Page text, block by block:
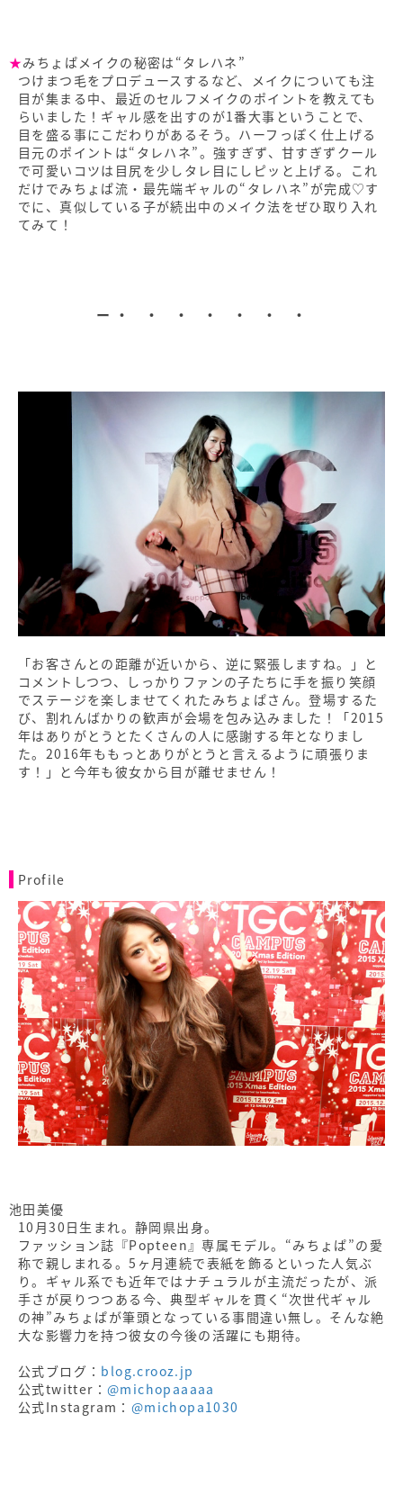
★みちょぱメイクの秘密は“タレハネ”
つけまつ毛をプロデュースするなど、メイクについても注
目が集まる中、最近のセルフメイクのポイントを教えても
らいました！ギャル感を出すのが1番大事ということで、
目を盛る事にこだわりがあるそう。ハーフっぽく仕上げる
目元のポイントは“タレハネ”。強すぎず、甘すぎずクール
で可愛いコツは目尻を少しタレ目にしピッと上げる。これ
だけでみちょぱ流・最先端ギャルの“タレハネ”が完成♡す
でに、真似している子が続出中のメイク法をぜひ取り入れ
てみて！
・ ・ ・ ・ ・ ・ ・
「お客さんとの距離が近いから、逆に緊張しますね。」と
コメントしつつ、しっかりファンの子たちに手を振り笑顔
でステージを楽しませてくれたみちょぱさん。登場するた
び、割れんばかりの歓声が会場を包み込みました！「2015
年はありがとうとたくさんの人に感謝する年となりまし
た。2016年ももっとありがとうと言えるように頑張りま
す！」と今年も彼女から目が離せません！
Profile
池田美優
10月30日生まれ。静岡県出身。
ファッション誌『Popteen』専属モデル。“みちょぱ”の愛
称で親しまれる。5ヶ月連続で表紙を飾るといった人気ぶ
り。ギャル系でも近年ではナチュラルが主流だったが、派
手さが戻りつつある今、典型ギャルを貫く“次世代ギャル
の神”みちょぱが筆頭となっている事間違い無し。そんな絶
大な影響力を持つ彼女の今後の活躍にも期待。
公式ブログ： blog.crooz.jp
公式twitter： @michopaaaaa
公式Instagram： @michopa1030